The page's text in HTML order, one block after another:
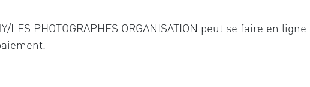
LES PHOTOGRAPHES ORGANISATION peut se faire en